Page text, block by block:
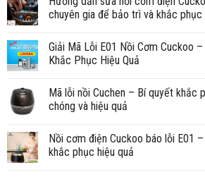
chuyên gia để bảo trì và khắc
Giải Mã Lỗi E01 Nồi Cơm Cuckoo –
Khắc Phục Hiệu Quả
Mã lỗi nồi Cuchen – Bí quyết khắc
chóng và hiệu quả
Nồi cơm điện Cuckoo báo lỗi E01
khắc phục hiệu quả